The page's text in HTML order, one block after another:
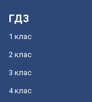
ГДЗ
1 клас
2 клас
3 клас
4 клас